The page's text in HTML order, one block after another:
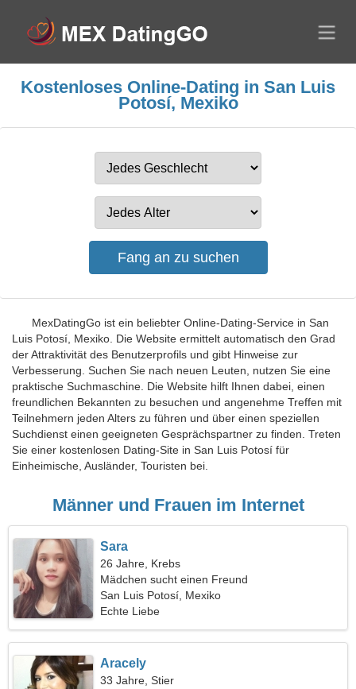
Kostenloses Online-Dating in San Luis
Potosí, Mexiko
MexDatingGo ist ein beliebter Online-Dating-Service in San
Luis Potosí, Mexiko. Die Website ermittelt automatisch den Grad
der Attraktivität des Benutzerprofils und gibt Hinweise zur
Verbesserung. Suchen Sie nach neuen Leuten, nutzen Sie eine
praktische Suchmaschine. Die Website hilft Ihnen dabei, einen
freundlichen Bekannten zu besuchen und angenehme Treffen mit
Teilnehmern jeden Alters zu führen und über einen speziellen
Suchdienst einen geeigneten Gesprächspartner zu finden. Treten
Sie einer kostenlosen Dating-Site in San Luis Potosí für
Einheimische, Ausländer, Touristen bei.
Männer und Frauen im Internet
Sara
26 Jahre, Krebs
Mädchen sucht einen Freund
San Luis Potosí, Mexiko
Echte Liebe
Aracely
33 Jahre, Stier